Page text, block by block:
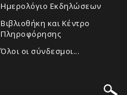
Ημερολόγιο Εκδηλώσεων
Βιβλιοθήκη και Κέντρο
Πληροφόρησης
Όλοι οι σύνδεσμοι...